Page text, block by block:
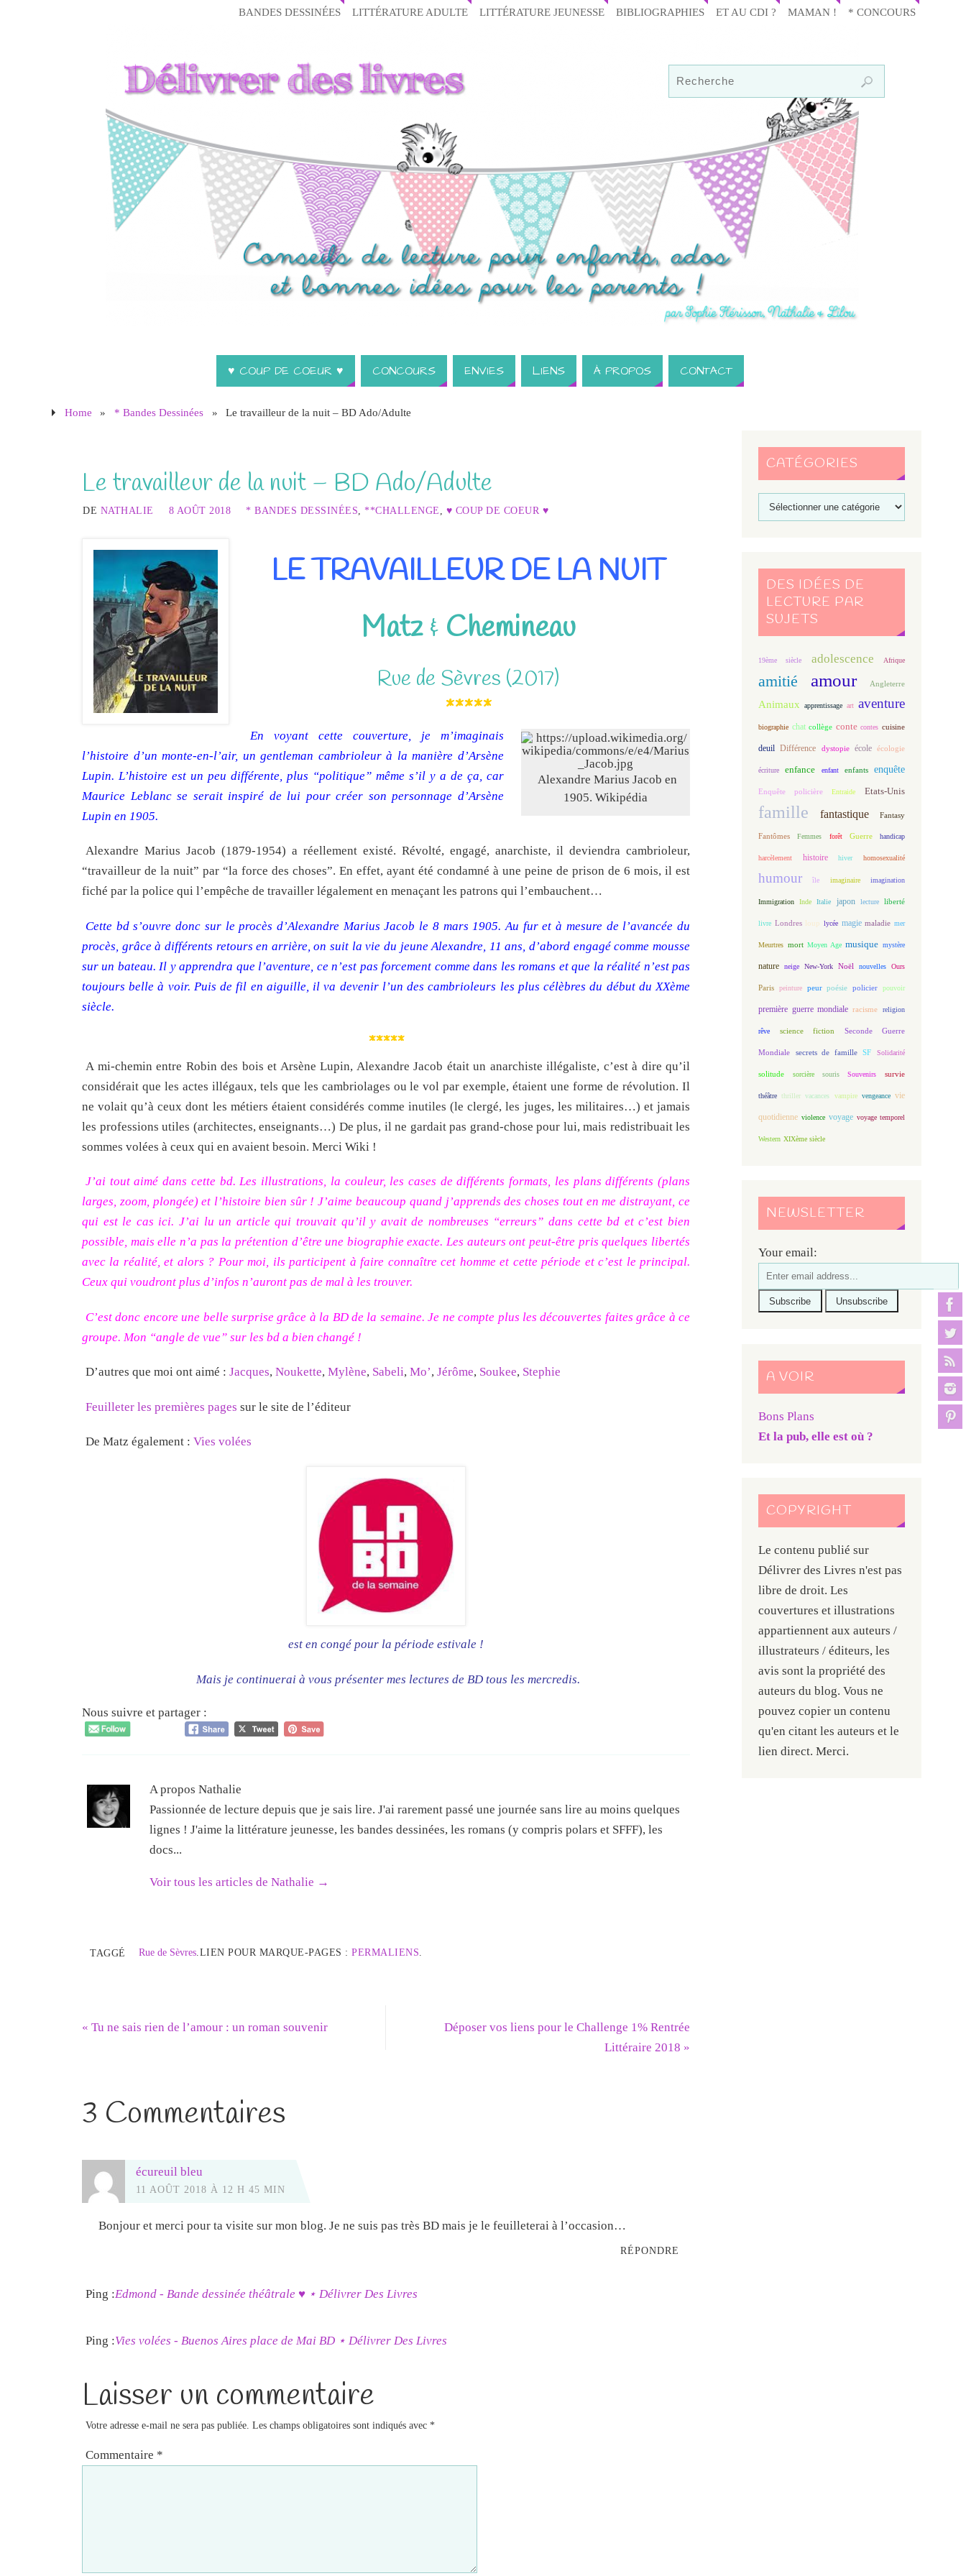
BANDES DESSINÉES LITTÉRATURE ADULTE LITTÉRATURE JEUNESSE BIBLIOGRAPHIES ET AU CDI ? MAMAN ! * CONCOURS
♥ COUP DE COEUR ♥ CONCOURS ENVIES LIENS À PROPOS CONTACT
Home » * Bandes Dessinées » Le travailleur de la nuit – BD Ado/Adulte
Le travailleur de la nuit – BD Ado/Adulte
DE NATHALIE 8 AOÛT 2018 * BANDES DESSINÉES **CHALLENGE ♥ COUP DE COEUR ♥
LE TRAVAILLEUR DE LA NUIT
Matz& Chemineau
Rue de Sèvres (2017)
*****
Alexandre Marius Jacob en
1905. Wikipédia
En voyant cette couverture, je m’imaginais
l’histoire d’un monte-en-l’air, un gentleman cambrioleur à la manière d’Arsène
Lupin. L’histoire est un peu différente, plus “politique” même s’il y a de ça, car
Maurice Leblanc se serait inspiré de lui pour créer son personnage d’Arsène
Lupin en 1905.
Alexandre Marius Jacob (1879-1954) a réellement existé. Révolté, engagé, anarchiste, il deviendra cambrioleur,
“travailleur de la nuit” par “la force des choses”. En effet, ayant été condamné à une peine de prison de 6 mois, il est
fiché par la police qui l’empêche de travailler légalement en menaçant les patrons qui l’embauchent…
Cette bd s’ouvre donc sur le procès d’Alexandre Marius Jacob le 8 mars 1905. Au fur et à mesure de l’avancée du
procès, grâce à différents retours en arrière, on suit la vie du jeune Alexandre, 11 ans, d’abord engagé comme mousse
sur un bateau. Il y apprendra que l’aventure, ce n’est pas forcement comme dans les romans et que la réalité n’est pas
toujours belle à voir. Puis de fil en aiguille, il va devenir l’un des cambrioleurs les plus célèbres du début du XXème
siècle.
*****
A mi-chemin entre Robin des bois et Arsène Lupin, Alexandre Jacob était un anarchiste illégaliste, c’est à dire qu’il
considérait que les actes illégaux, tels que les cambriolages ou le vol par exemple, étaient une forme de révolution. Il
ne volait qu’à ceux dont les métiers étaient considérés comme inutiles (le clergé, les juges, les militaires…) et jamais
les professions utiles (architectes, enseignants…) De plus, il ne gardait pas grand-chose pour lui, mais redistribuait les
sommes volées à ceux qui en avaient besoin. Merci Wiki !
J’ai tout aimé dans cette bd. Les illustrations, la couleur, les cases de différents formats, les plans différents (plans
larges, zoom, plongée) et l’histoire bien sûr ! J’aime beaucoup quand j’apprends des choses tout en me distrayant, ce
qui est le cas ici. J’ai lu un article qui trouvait qu’il y avait de nombreuses “erreurs” dans cette bd et c’est bien
possible, mais elle n’a pas la prétention d’être une biographie exacte. Les auteurs ont peut-être pris quelques libertés
avec la réalité, et alors ? Pour moi, ils participent à faire connaître cet homme et cette période et c’est le principal.
Ceux qui voudront plus d’infos n’auront pas de mal à les trouver.
C’est donc encore une belle surprise grâce à la BD de la semaine. Je ne compte plus les découvertes faites grâce à ce
groupe. Mon “angle de vue” sur les bd a bien changé !
D’autres que moi ont aimé : Jacques, Noukette, Mylène, Sabeli, Mo’, Jérôme, Soukee, Stephie
Feuilleter les premières pages sur le site de l’éditeur
De Matz également : Vies volées
est en congé pour la période estivale !
Mais je continuerai à vous présenter mes lectures de BD tous les mercredis.
Nous suivre et partager :
A propos Nathalie
Passionnée de lecture depuis que je sais lire. J'ai rarement passé une journée sans lire au moins quelques
lignes ! J'aime la littérature jeunesse, les bandes dessinées, les romans (y compris polars et SFFF), les
docs...
Voir tous les articles de Nathalie →
TAGGÉ Rue de Sèvres. LIEN POUR MARQUE-PAGES : PERMALIENS
« Tu ne sais rien de l’amour : un roman souvenir
Déposer vos liens pour le Challenge 1% Rentrée
Littéraire 2018 »
3 Commentaires
écureuil bleu
11 AOÛT 2018 À 12 H 45 MIN
Bonjour et merci pour ta visite sur mon blog. Je ne suis pas très BD mais je le feuilleterai à l’occasion…
RÉPONDRE
Ping :Edmond - Bande dessinée théâtrale ♥ ⋆ Délivrer Des Livres
Ping :Vies volées - Buenos Aires place de Mai BD ⋆ Délivrer Des Livres
Laisser un commentaire
Votre adresse e-mail ne sera pas publiée. Les champs obligatoires sont indiqués avec *
Commentaire *
CATÉGORIES
DES IDÉES DE
LECTURE PAR
SUJETS
19ème siècle adolescence Afrique
amitié amour Angleterre
Animaux apprentissage art aventure
biographie chat collège conte contes cuisine
deuil Différence dystopie école écologie
écriture enfance enfant enfants enquête
Enquête policière Entraide Etats-Unis
famille fantastique Fantasy
Fantômes Femmes forêt Guerre handicap
harcèlement histoire hiver homosexualité
humour île imaginaire imagination
Immigration Inde Italie japon lecture liberté
livre Londres loup lycée magie maladie mer
Meurtres mort Moyen Age musique mystère
nature neige New-York Noël nouvelles Ours
Paris peinture peur poésie policier pouvoir
première guerre mondiale racisme religion
rêve science fiction Seconde Guerre
Mondiale secrets de famille SF Solidarité
solitude sorcière souris Souvenirs survie
théâtre thriller vacances vampire vengeance vie
quotidienne violence voyage voyage temporel
Western XIXème siècle
NEWSLETTER
Your email:
A VOIR
Bons Plans
Et la pub, elle est où ?
COPYRIGHT
Le contenu publié sur
Délivrer des Livres n'est pas
libre de droit. Les
couvertures et illustrations
appartiennent aux auteurs /
illustrateurs / éditeurs, les
avis sont la propriété des
auteurs du blog. Vous ne
pouvez copier un contenu
qu'en citant les auteurs et le
lien direct. Merci.